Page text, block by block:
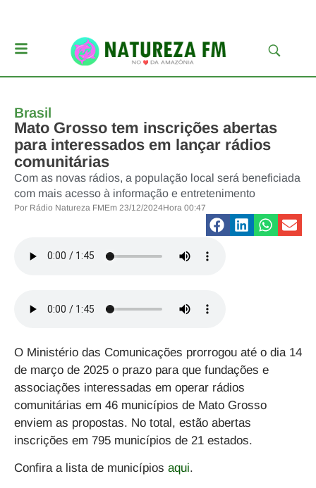
Brasil
Mato Grosso tem inscrições abertas
para interessados em lançar rádios
comunitárias
Com as novas rádios, a população local será beneficiada
com mais acesso à informação e entretenimento
Por Rádio Natureza FMEm 23/12/2024Hora 00:47
O Ministério das Comunicações prorrogou até o dia 14
de março de 2025 o prazo para que fundações e
associações interessadas em operar rádios
comunitárias em 46 municípios de Mato Grosso
enviem as propostas. No total, estão abertas
inscrições em 795 municípios de 21 estados.
Confira a lista de municípios aqui.